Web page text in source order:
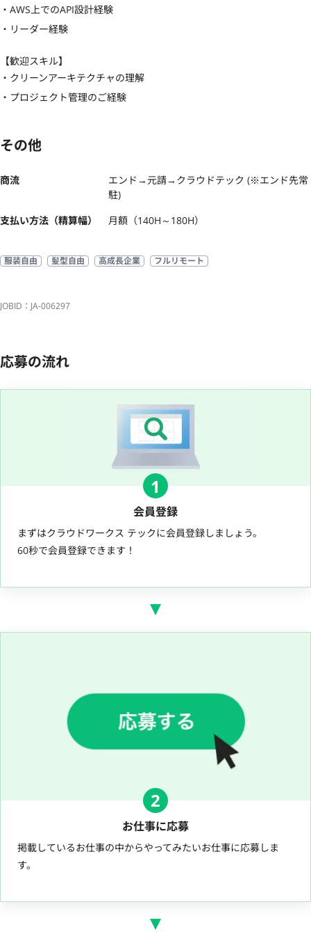
・AWS上でのAPI設計経験
・リーダー経験
【歓迎スキル】
・クリーンアーキテクチャの理解
・プロジェクト管理のご経験
その他
商流
エンド→元請→クラウドテック (※エンド先常
駐)
支払い方法（精算幅）
月額（140H～180H）
服装自由 髪型自由 高成長企業 フルリモート
JOBID：JA-006297
応募の流れ
1
会員登録
まずはクラウドワークス テックに会員登録しましょう。
60秒で会員登録できます！
2
お仕事に応募
掲載しているお仕事の中からやってみたいお仕事に応募しま
す。